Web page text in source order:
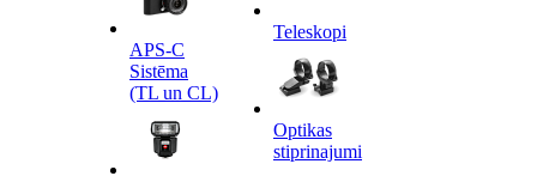
APS-C
Sistēma
(TL un CL)
Teleskopi
Optikas
stiprinajumi